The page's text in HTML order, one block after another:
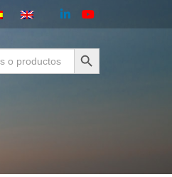
Botón de búsqueda